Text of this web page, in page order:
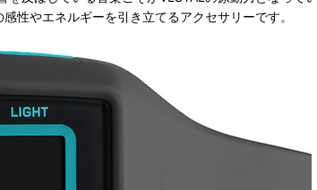
性やエネルギーを引き立てるアクセサリーです。